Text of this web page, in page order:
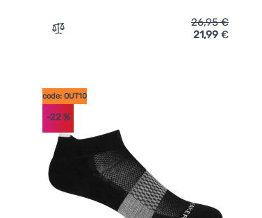
Women Merino Hike+ Medium Crew
Zum Vergleich 'Damensocken Icebreaker
26,95€
21,99 €
code: OUT10
-22%